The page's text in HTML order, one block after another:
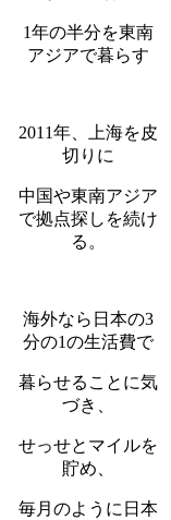
1年の半分を東南
アジアで暮らす
2011年、上海を皮
切りに
中国や東南アジア
で拠点探しを続け
る。
海外なら日本の3
分の1の生活費で
暮らせることに気
づき、
せっせとマイルを
貯め、
毎月のように日本